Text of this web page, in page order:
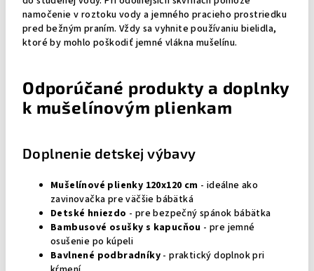
namočenie v roztoku vody a jemného pracieho prostriedku
pred bežným praním. Vždy sa vyhnite používaniu bielidla,
ktoré by mohlo poškodiť jemné vlákna mušelínu.
Odporúčané produkty a doplnky
k mušelínovým plienkam
Doplnenie detskej výbavy
Mušelínové plienky 120x120 cm - ideálne ako
zavinovačka pre väčšie bábätká
Detské hniezdo - pre bezpečný spánok bábätka
Bambusové osušky s kapucňou - pre jemné
osušenie po kúpeli
Bavlnené podbradníky - praktický doplnok pri